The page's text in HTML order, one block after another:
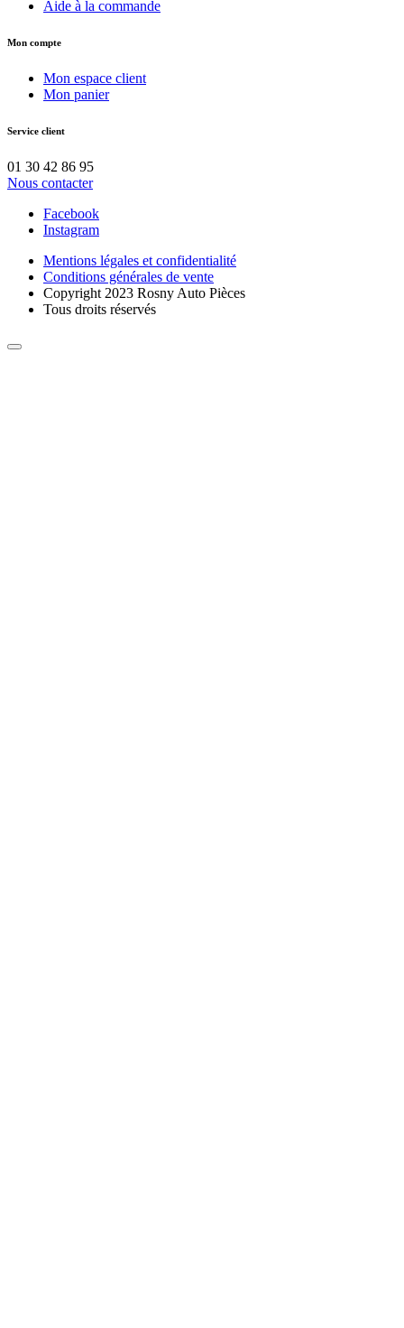
Aide à la commande
Mon compte
Mon espace client
Mon panier
Service client
01 30 42 86 95
Nous contacter
Facebook
Instagram
Mentions légales et confidentialité
Conditions générales de vente
Copyright 2023 Rosny Auto Pièces
Tous droits réservés